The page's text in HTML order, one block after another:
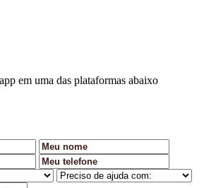
em uma das plataformas abaixo